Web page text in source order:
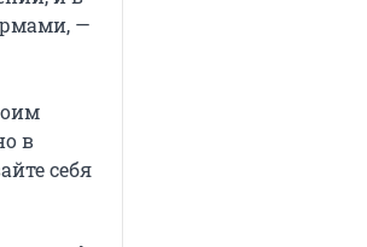
—
в
себя